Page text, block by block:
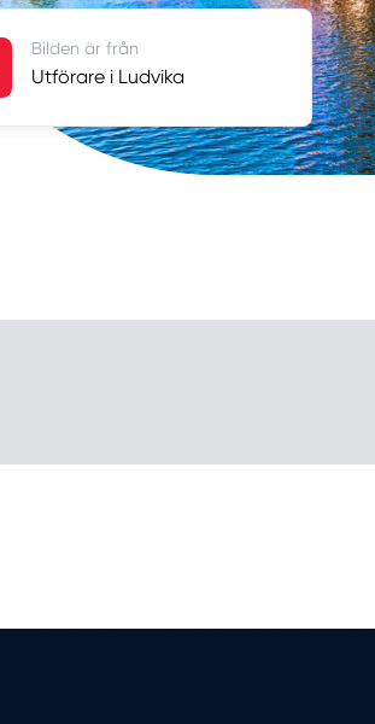
Bilden är från
Utförare i Ludvika